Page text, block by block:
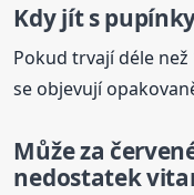
Kdy jít s
Pokud trvají déle
se objevují
Může za
nedostatek